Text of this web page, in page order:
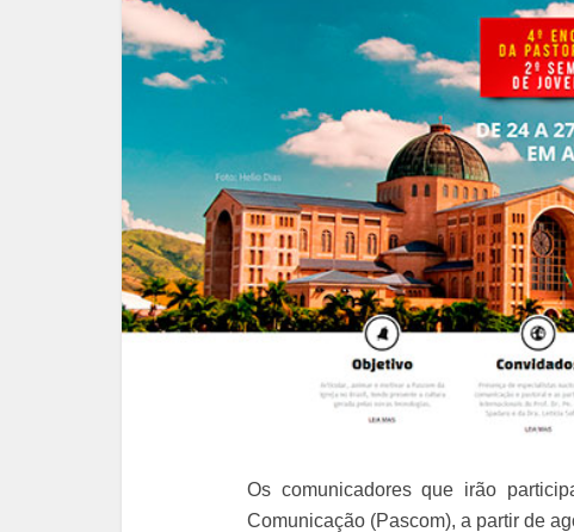
Os comunicadores que irão
Comunicação (Pascom), a partir de